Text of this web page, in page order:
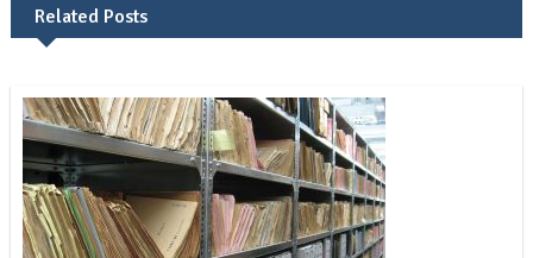
l’article
Related Posts